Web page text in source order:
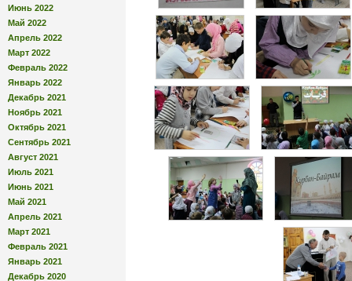
Июнь 2022
Май 2022
Апрель 2022
Март 2022
Февраль 2022
Январь 2022
Декабрь 2021
Ноябрь 2021
Октябрь 2021
Сентябрь 2021
Август 2021
Июль 2021
Июнь 2021
Май 2021
Апрель 2021
Март 2021
Февраль 2021
Январь 2021
Декабрь 2020